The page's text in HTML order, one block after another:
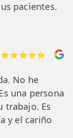
pacientes.
⭐⭐⭐⭐⭐
No he
una persona
trabajo. Es
y el cariño